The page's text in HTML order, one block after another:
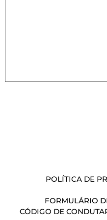
POLÍTICA DE
FORMULÁRIO
CÓDIGO DE CONDUTA